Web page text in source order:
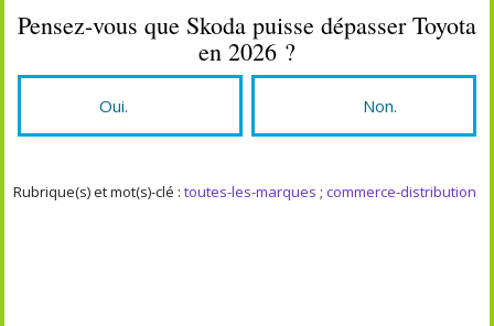
Pensez-vous que Skoda puisse dépasser Toyota
en 2026 ?
Oui. Non.
Rubrique(s) et mot(s)-clé :toutes-les-marques ;commerce-distribution